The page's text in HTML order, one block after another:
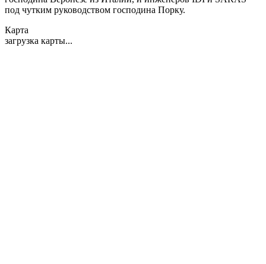
под чутким руководством господина Порку.
Карта
загрузка карты...